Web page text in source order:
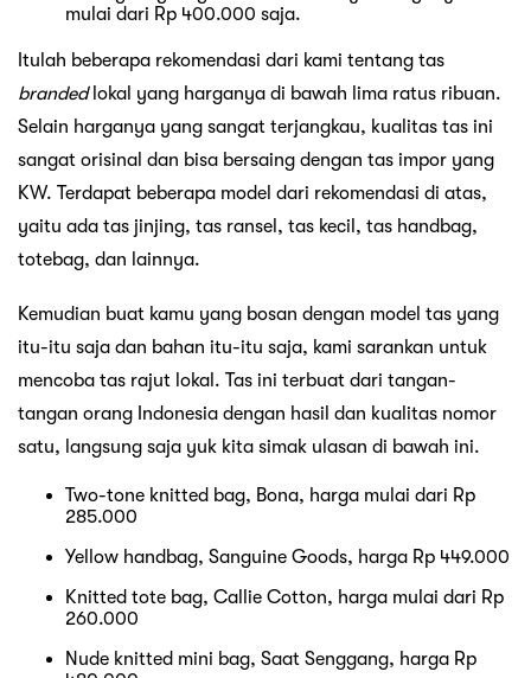
mulai dari Rp 400.000 saja.
Itulah beberapa rekomendasi dari kami tentang tas
brandedlokal yang harganya di bawah lima ratus ribuan.
Selain harganya yang sangat terjangkau, kualitas tas ini
sangat orisinal dan bisa bersaing dengan tas impor yang
KW. Terdapat beberapa model dari rekomendasi di atas,
yaitu ada tas jinjing, tas ransel, tas kecil, tas handbag,
totebag, dan lainnya.
Kemudian buat kamu yang bosan dengan model tas yang
itu-itu saja dan bahan itu-itu saja, kami sarankan untuk
mencoba tas rajut lokal. Tas ini terbuat dari tangan-
tangan orang Indonesia dengan hasil dan kualitas nomor
satu, langsung saja yuk kita simak ulasan di bawah ini.
Two-tone knitted bag, Bona, harga mulai dari Rp
285.000
Yellow handbag, Sanguine Goods, harga Rp 449.000
Knitted tote bag, Callie Cotton, harga mulai dari Rp
260.000
Nude knitted mini bag, Saat Senggang, harga Rp